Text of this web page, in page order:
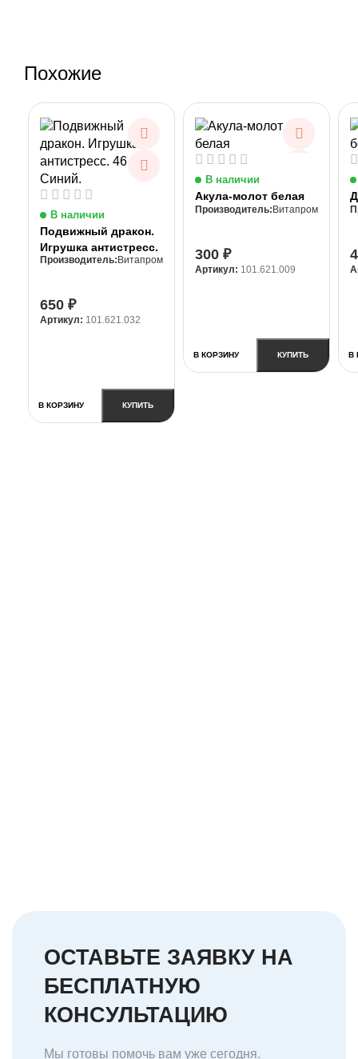
Похожие
Подвижный дракон.
Игрушка антистресс.
46 см. Синий. Витапром
В наличии
650 ₽
В КОРЗИНУ КУПИТЬ
Артикул: 101.621.032
Акула-молот белая
Витапром
В наличии
300 ₽
В КОРЗИНУ КУПИТЬ
Артикул: 101.621.009
В
ОСТАВЬТЕ ЗАЯВКУ НА
БЕСПЛАТНУЮ
КОНСУЛЬТАЦИЮ
Мы готовы помочь вам уже сегодня.